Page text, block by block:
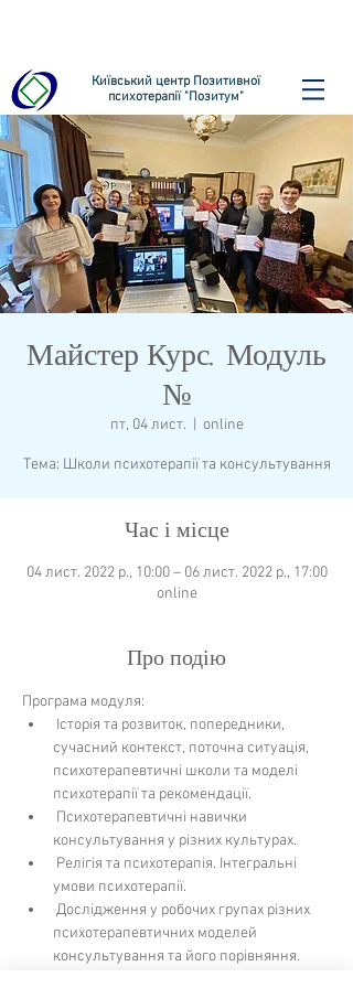
Київський центр Позитивної
психотерапії "Позитум"
Майстер Курс. Модуль
№
пт, 04 лист. online
Час і місце
04 лист. 2022 р., 10:00 – 06 лист. 2022 р., 17:00
online
Про подію
Програма модуля:
сучасний контекст, поточна ситуація,
психотерапевтичні школи та моделі
психотерапії та рекомендації.
консультування у різних культурах.
умови психотерапії.
психотерапевтичних моделей
консультування та його порівняння.